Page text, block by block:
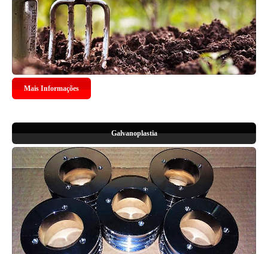
Mais Informações
Galvanoplastia